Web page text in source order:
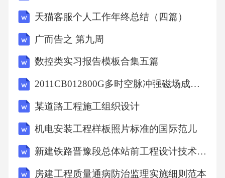
量可以在制造过程中做的很高，主要是依靠加
电流互感器配合二次设备来保护，可具有短路
保护、过载保护、漏电保护等功能，在故障率
高、雷电高发区等地方，使用居多。
低压配电系统防雷器具：避雷器实质上是一种
放电器，并联连接在被保护设备附近，避雷器
的击穿电压要比被保护设备的低。当过电压波
天猫客服个人工作年终总结（四篇）
广而告之 第九周
数控类实习报告模板合集五篇
2011CB012800G多时空脉冲强磁场成形制造基础研究
某道路工程施工组织设计
机电安装工程样板照片标准的国际范儿
新建铁路晋豫段总体站前工程设计技术交底材料
房建工程质量通病防治监理实施细则范本